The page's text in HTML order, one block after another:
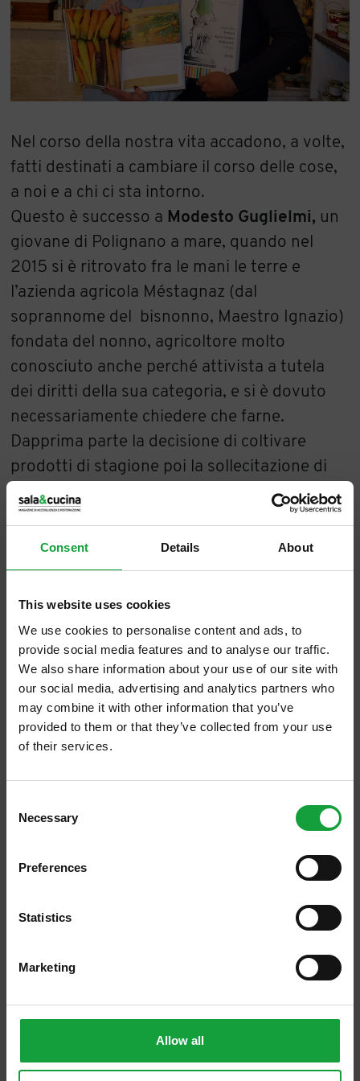
Consent Details About
This website uses cookies
We use cookies to personalise content and ads, to
provide social media features and to analyse our traffic.
We also share information about your use of our site with
our social media, advertising and analytics partners who
may combine it with other information that you’ve
provided to them or that they’ve collected from your use
of their services.
Selection
Necessary
Preferences
Statistics
Marketing
Allow all
Nel corso della nostra vita accadono, a volte,
fatti destinati a cambiare il corso delle cose,
a noi e a chi ci sta intorno.
Questo è successo a Modesto Guglielmi, un
giovane di Polignano a mare, quando nel
2015 si è ritrovato fra le mani le terre e
l’azienda agricola Méstagnaz (dal
soprannome del bisnonno, Maestro Ignazio)
fondata del nonno, agricoltore molto
conosciuto anche perché attivista a tutela
dei diritti della sua categoria, e si è dovuto
necessariamente chiedere che farne.
Dapprima parte la decisione di coltivare
prodotti di stagione poi la sollecitazione di
Marta
, che nel giro di qualche anno diventerà
sua moglie: “Perché non proviamo a coltivare
le Carote di Polignano?” a cui prontamente
risponde Modesto “ È un lavoro molto
manualmente”.
ISCRIVITI ALLA NEWSLETTER
Resta aggiornato su tutte le ultime novita nel campo